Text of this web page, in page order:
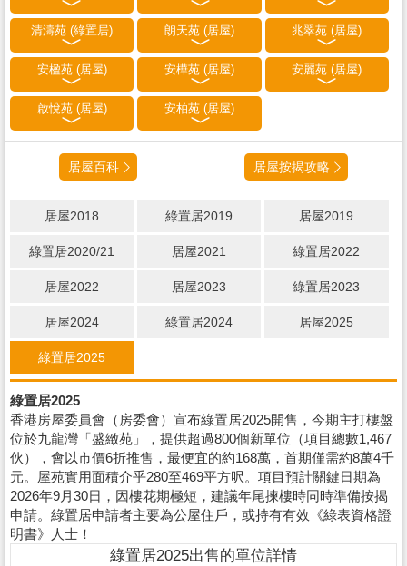
清濤苑 (綠置居) 朗天苑 (居屋) 兆翠苑 (居屋)
安楹苑 (居屋) 安樺苑 (居屋) 安麗苑 (居屋)
啟悅苑 (居屋) 安柏苑 (居屋)
居屋百科 居屋按揭攻略
居屋2018 綠置居2019 居屋2019
綠置居2020/21 居屋2021 綠置居2022
居屋2022 居屋2023 綠置居2023
居屋2024 綠置居2024 居屋2025
綠置居2025
綠置居2025
香港房屋委員會（房委會）宣布綠置居2025開售，今期主打樓盤
位於九龍灣「盛緻苑」，提供超過800個新單位（項目總數1,467
伙），會以市價6折推售，最便宜的約168萬，首期僅需約8萬4千
元。屋苑實用面積介乎280至469平方呎。項目預計關鍵日期為
2026年9月30日，因樓花期極短，建議年尾揀樓時同時準備按揭
申請。綠置居申請者主要為公屋住戶，或持有有效《綠表資格證
明書》人士！
綠置居2025出售的單位詳情